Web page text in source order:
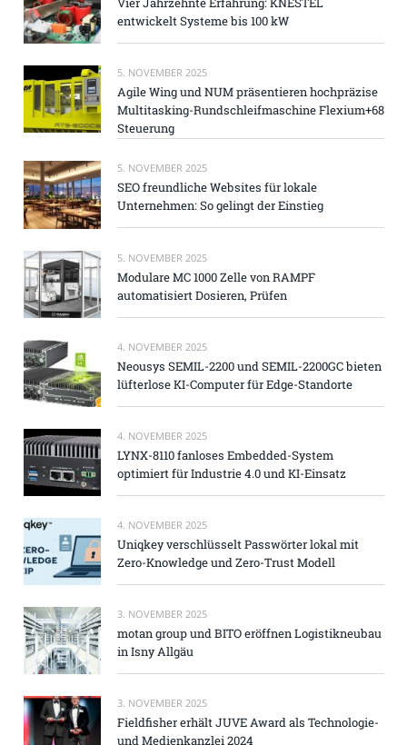
entwickelt Systeme bis 100 kW
5. NOVEMBER 2025
Agile Wing und NUM präsentieren hochpräzise
Multitasking-Rundschleifmaschine Flexium+68
Steuerung
5. NOVEMBER 2025
SEO freundliche Websites für lokale
Unternehmen: So gelingt der Einstieg
5. NOVEMBER 2025
Modulare MC 1000 Zelle von RAMPF
automatisiert Dosieren, Prüfen
4. NOVEMBER 2025
Neousys SEMIL-2200 und SEMIL-2200GC bieten
lüfterlose KI-Computer für Edge-Standorte
4. NOVEMBER 2025
LYNX-8110 fanloses Embedded-System
optimiert für Industrie 4.0 und KI-Einsatz
4. NOVEMBER 2025
Uniqkey verschlüsselt Passwörter lokal mit
Zero-Knowledge und Zero-Trust Modell
3. NOVEMBER 2025
motan group und BITO eröffnen Logistikneubau
in Isny Allgäu
3. NOVEMBER 2025
Fieldfisher erhält JUVE Award als Technologie-
und Medienkanzlei 2024